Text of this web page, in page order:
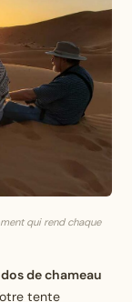
qui rend chaque
dos de chameau
tente